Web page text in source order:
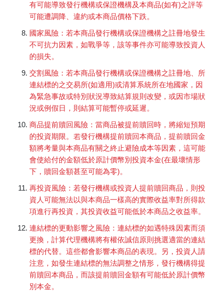
有可能導致發行機構或保證機構及本商品(如有)之評等
可能遭調降、違約或本商品價格下跌。
國家風險：若本商品發行機構或保證機構之註冊地發生
不可抗力因素，如戰爭等，該等事件亦可能導致投資人
的損失。
交割風險：若本商品發行機構或保證機構之註冊地、所
連結標的之交易所(如適用)或清算系統所在地國家，因
為緊急事故或特別狀況導致結算規則改變，或因市場狀
況或例假日，則結算可能暫停或延遲。
商品提前贖回風險：當商品被提前贖回時，將縮短預期
的投資期限。若發行機構提前贖回本商品，提前贖回金
額將考量與本商品有關之終止避險成本等因素，這可能
會使給付的金額低於原計價幣別投資本金(在最壞情形
下，贖回金額甚至可能為零)。
再投資風險：若發行機構或投資人提前贖回商品，則投
資人可能無法以與本商品一樣高的實際收益率對所得款
項進行再投資，其投資收益可能低於本商品之收益率。
連結標的更動影響之風險：連結標的如遇特殊因素而須
更換，計算代理機構將有權依誠信原則挑選適當的連結
標的代替。這些都會影響本商品的表現。另，投資人請
注意，如發生連結標的無法調整之情形，發行機構得提
前贖回本商品，而該提前贖回金額有可能低於原計價幣
別本金。